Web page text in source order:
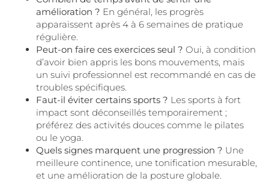
amélioration ? En général, les progrès
apparaissent après 4 à 6 semaines de pratique
régulière.
Peut-on faire ces exercices seul ? Oui, à condition
d’avoir bien appris les bons mouvements, mais
un suivi professionnel est recommandé en cas de
troubles spécifiques.
Faut-il éviter certains sports ? Les sports à fort
impact sont déconseillés temporairement ;
préférez des activités douces comme le pilates
ou le yoga.
Quels signes marquent une progression ? Une
meilleure continence, une tonification mesurable,
et une amélioration de la posture globale.